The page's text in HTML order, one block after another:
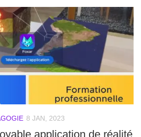
8 JAN, 2023
application de réalité